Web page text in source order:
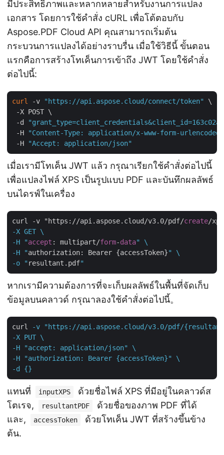
มีประสิทธิภาพและหลากหลายสำหรับงานการแปลง
เอกสาร โดยการใช้คำสั่ง cURL เพื่อโต้ตอบกับ
Aspose.PDF Cloud API คุณสามารถเริ่มต้น
กระบวนการแปลงได้อย่างราบรื่น เมื่อใช้วิธีนี้ ขั้นตอน
แรกคือการสร้างโทเค็นการเข้าถึง JWT โดยใช้คำสั่ง
ต่อไปนี้:
curl -v "https://api.aspose.cloud/connect/token"
\
-X POST \
-d
-H
"Content-Type: application/x-www-form-urlencoded"
-H
"Accept: application/json"
เมื่อเรามีโทเค็น JWT แล้ว กรุณาเรียกใช้คำสั่งต่อไปนี้
เพื่อแปลงไฟล์ XPS เป็นรูปแบบ PDF และบันทึกผลลัพธ์
บนไดรฟ์ในเครื่อง
curl -v "https://api.aspose.cloud/v3.0/pdf/create/
-X GET \
-H "accept : multipart/form-data" \
-H "authorization: Bearer {accessToken}" \
-o " resultant.pdf
หากเรามีความต้องการที่จะเก็บผลลัพธ์ในพื้นที่จัดเก็บ
ข้อมูลบนคลาวด์ กรุณาลองใช้คำสั่งต่อไปนี้。
curl
-v "https://api.aspose.cloud/v3.0/pdf/
-X PUT \
-H "accept: application/json" \
-H "authorization: Bearer {accessToken}" \
-d {}
แทนที่ inputXPS
ด้วยชื่อไฟล์ XPS ที่มีอยู่ในคลาวด์ส
โตเรจ,
resultantPDF
ด้วยชื่อของภาพ PDF ที่ได้
และ,
accessToken
ด้วยโทเค็น JWT ที่สร้างขึ้นข้าง
ต้น.